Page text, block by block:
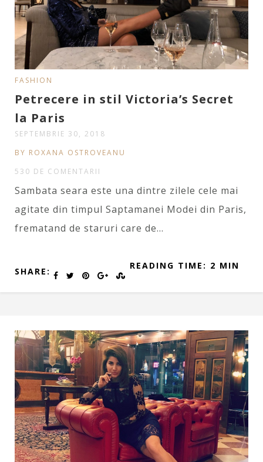
FASHION
Petrecere in stil Victoria’s Secret
la Paris
SEPTEMBRIE 30, 2018
BY ROXANA OSTROVEANU
530 DE COMENTARII
Sambata seara este una dintre zilele cele mai
agitate din timpul Saptamanei Modei din Paris,
frematand de staruri care de…
SHARE:
READING TIME: 2 MIN